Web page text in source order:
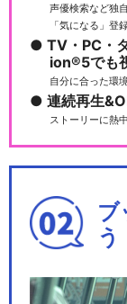
声優検索など独
「気になる」登
TV・PC・
ion®5でも
自分に合った環
連続再生
ストーリーに熱
ブ
う